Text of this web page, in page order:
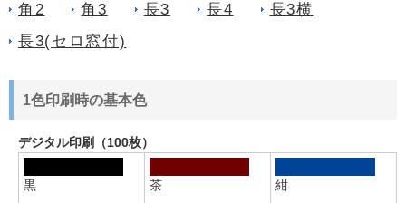
角2 角3 長3 長4
長3横
長3(セロ窓付)
1色印刷時の基本色
デジタル印刷（100枚）
黒 茶 紺